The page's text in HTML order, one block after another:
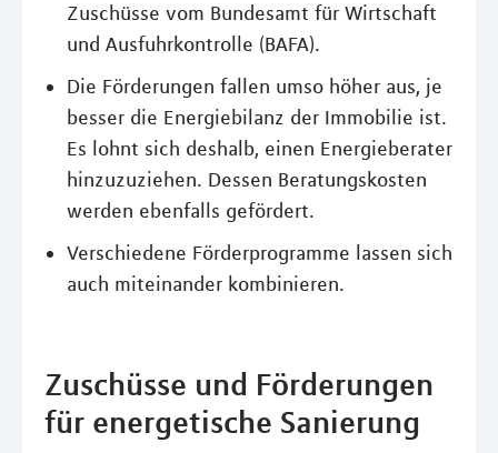
Zuschüsse vom Bundesamt für Wirtschaft
und Ausfuhrkontrolle (BAFA).
Die Förderungen fallen umso höher aus, je
besser die Energiebilanz der Immobilie ist.
Es lohnt sich deshalb, einen Energieberater
hinzuzuziehen. Dessen Beratungskosten
werden ebenfalls gefördert.
Verschiedene Förderprogramme lassen sich
auch miteinander kombinieren.
Zuschüsse und Förderungen
für energetische Sanierung